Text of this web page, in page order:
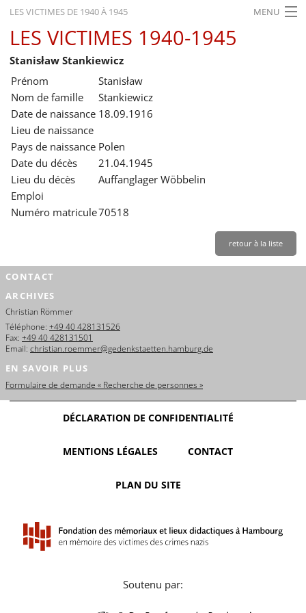
LES VICTIMES DE 1940 À 1945 MENU
ACCUEIL
ACTUALITÉS
EXPOSITIONS
HISTORIQUE
FORMATION
RECHERCHE
SERVICE
LES VICTIMES 1940-1945
Stanisław Stankiewicz
Prénom
Stanisław
Nom de famille
Stankiewicz
Date de naissance 18.09.1916
Lieu de naissance
Pays de naissance Polen
Date du décès
21.04.1945
Lieu du décès
Auffanglager Wöbbelin
Emploi
Numéro matricule70518
retour à la liste
CONTACT
ARCHIVES
Christian Römmer
Téléphone: +49 40 428131526
Fax: +49 40 428131501
Email: christian.roemmer@gedenkstaetten.hamburg.de
EN SAVOIR PLUS
Formulaire de demande « Recherche de personnes »
DÉCLARATION DE CONFIDENTIALITÉ
MENTIONS LÉGALES CONTACT
PLAN DU SITE
Soutenu par: